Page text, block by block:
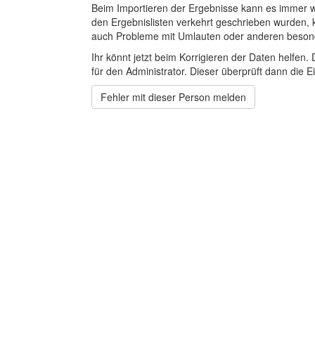
Beim Importieren der Ergebnisse kann es
den Ergebnislisten verkehrt geschrieben
auch Probleme mit Umlauten oder anderen
Ihr könnt jetzt beim Korrigieren der Daten
für den Administrator. Dieser überprüft dann die
Fehler mit dieser Person melden